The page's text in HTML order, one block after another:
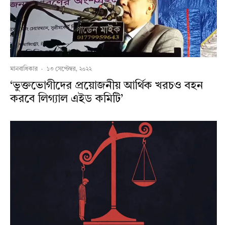
মানবাধিকার · ১৩ সেপ্টেম্বর, ২০২২
‘ভুক্তভোগীদের প্রয়োজনীয় আর্থিক খরচও বহন
করবে লিগ্যাল এইড কমিটি’